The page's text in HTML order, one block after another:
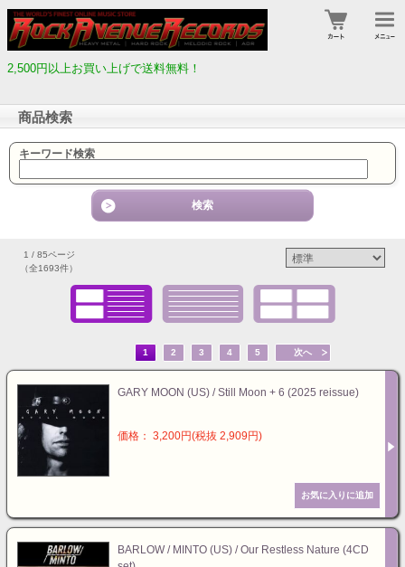
2,500円以上お買い上げで送料無料！
商品検索
キーワード検索
1 / 85ページ
（全1693件）
1 2 3 4 5 次へ
GARY MOON (US) / Still Moon + 6 (2025 reissue)
価格： 3,200円(税抜 2,909円)
BARLOW / MINTO (US) / Our Restless Nature (4CD